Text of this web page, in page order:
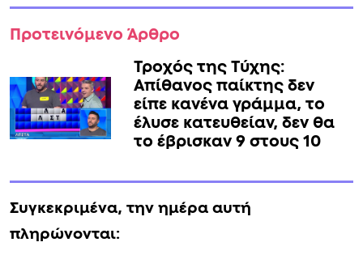
Προτεινόμενο Άρθρο
Τροχός της Τύχης:
Απίθανος παίκτης δεν
είπε κανένα γράμμα, το
έλυσε κατευθείαν, δεν θα
το έβρισκαν 9 στους 10
Συγκεκριμένα, την ημέρα αυτή
πληρώνονται: